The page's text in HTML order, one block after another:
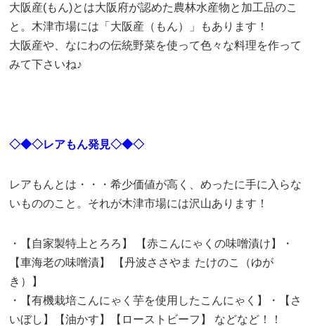
大阪産(もん)とは大阪府が認めた農林水産物と加工品のこ
と。木津市場には「大阪産（もん）」もあります！
大阪産や、なにわの伝統野菜を使って色々な料理を作って
みて下さいね♪
◇◆◇レアもん発見◇◆◇
レアもんとは・・・希少価値が高く、めったに手に入らな
いもののこと。それが木津市場には沢山あります！
・【自家製特上とろろ】 【赤こんにゃくの味噌漬け】・
【車海老の味噌漬】 【丹波ささやま たけのこ（ゆが
き）】
・【有機栽培こんにゃく芋を使用したこんにゃく】・【さ
いぼし】【油かす】【ローストビーフ】 などなど！！